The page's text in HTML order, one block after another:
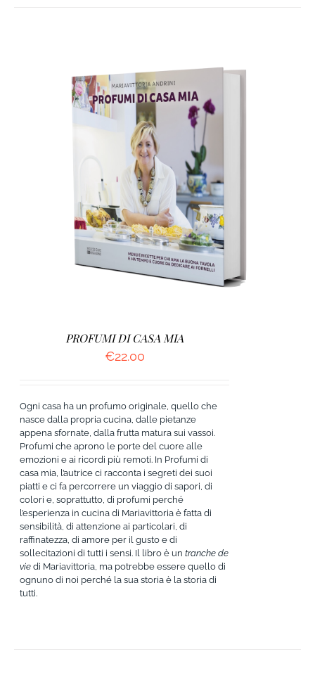
AGGIUNGI AL CARRELLO / DETTAGLI
PROFUMI DI CASA MIA
€22.00
Ogni casa ha un profumo originale, quello che
nasce dalla propria cucina, dalle pietanze
appena sfornate, dalla frutta matura sui vassoi.
Profumi che aprono le porte del cuore alle
emozioni e ai ricordi più remoti. In Profumi di
casa mia, l’autrice ci racconta i segreti dei suoi
piatti e ci fa percorrere un viaggio di sapori, di
colori e, soprattutto, di profumi perché
l’esperienza in cucina di Mariavittoria è fatta di
sensibilità, di attenzione ai particolari, di
raffinatezza, di amore per il gusto e di
sollecitazioni di tutti i sensi. Il libro è untranche de
viedi Mariavittoria, ma potrebbe essere quello di
ognuno di noi perché la sua storia è la storia di
tutti.